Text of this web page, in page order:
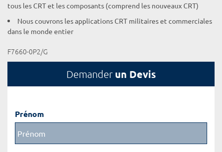
tous les CRT et les composants (comprend les nouveaux CRT)
Nous couvrons les applications CRT militaires et commerciales
dans le monde entier
F7660-0P2/G
Demander un Devis
Prénom